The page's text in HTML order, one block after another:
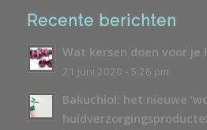
Recente berichten
Wat kersen doen voor je
21 juni 2020 - 5:26 pm
Bakuchiol: het nieuwe